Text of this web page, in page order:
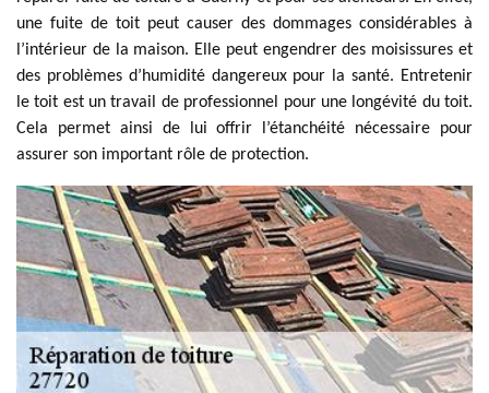
une fuite de toit peut causer des dommages considérables à
l’intérieur de la maison. Elle peut engendrer des moisissures et
des problèmes d’humidité dangereux pour la santé. Entretenir
le toit est un travail de professionnel pour une longévité du toit.
Cela permet ainsi de lui offrir l’étanchéité nécessaire pour
assurer son important rôle de protection.